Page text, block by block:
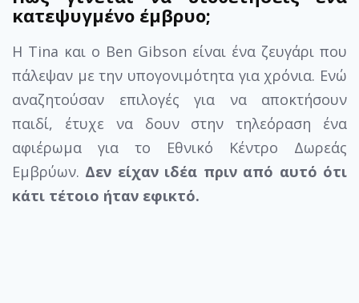
κατεψυγμένο έμβρυο;
Η Tina και ο Ben Gibson είναι ένα ζευγάρι που
πάλεψαν με την υπογονιμότητα για χρόνια. Ενώ
αναζητούσαν επιλογές για να αποκτήσουν
παιδί, έτυχε να δουν στην τηλεόραση ένα
αφιέρωμα για το Εθνικό Κέντρο Δωρεάς
Εμβρύων. Δεν είχαν ιδέα πριν από αυτό ότι
κάτι τέτοιο ήταν εφικτό.